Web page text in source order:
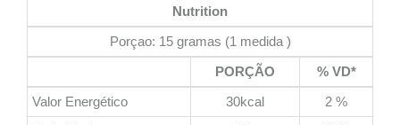
Nutrition
Porçao: 15 gramas (1 medida )
PORÇÃO
% VD*
Valor Energético
30kcal
2 %